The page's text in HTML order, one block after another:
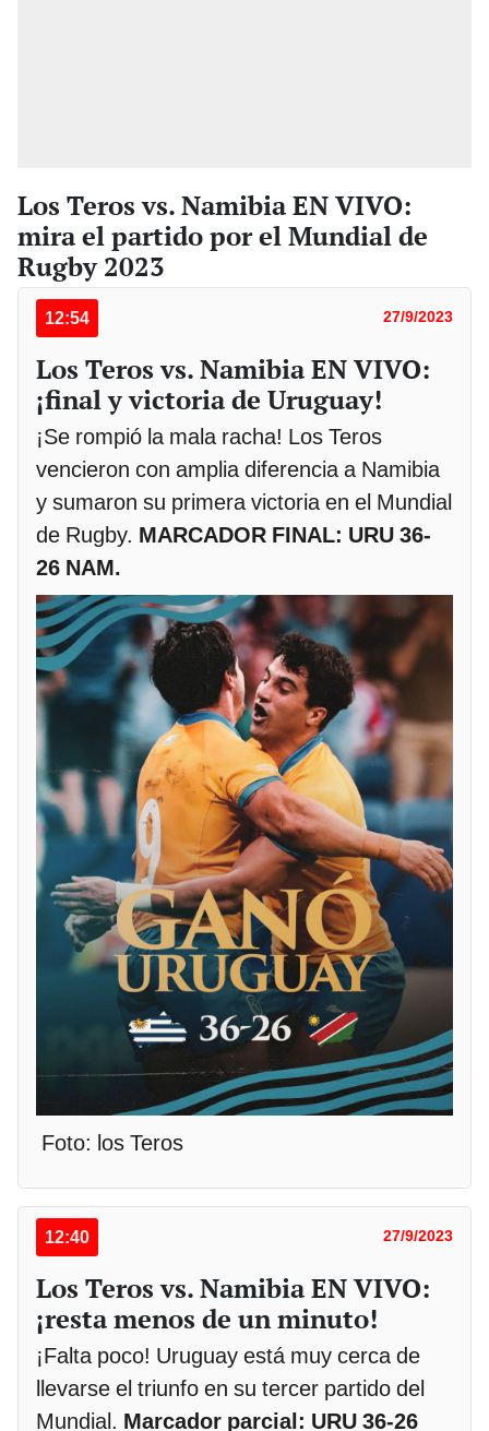
Los Teros vs. Namibia EN VIVO:
mira el partido por el Mundial de
Rugby 2023
12:54 27/9/2023
Los Teros vs. Namibia EN VIVO:
¡final y victoria de Uruguay!
¡Se rompió la mala racha! Los Teros
vencieron con amplia diferencia a Namibia
y sumaron su primera victoria en el Mundial
de Rugby. MARCADOR FINAL: URU 36-
26 NAM.
Foto: los Teros
12:40 27/9/2023
Los Teros vs. Namibia EN VIVO:
¡resta menos de un minuto!
¡Falta poco! Uruguay está muy cerca de
llevarse el triunfo en su tercer partido del
Mundial. Marcador parcial: URU 36-26